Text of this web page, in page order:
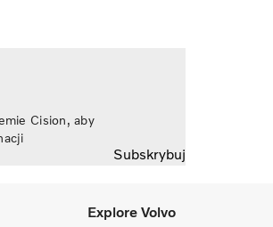
Cision, aby
Subskrybuj
Explore Volvo